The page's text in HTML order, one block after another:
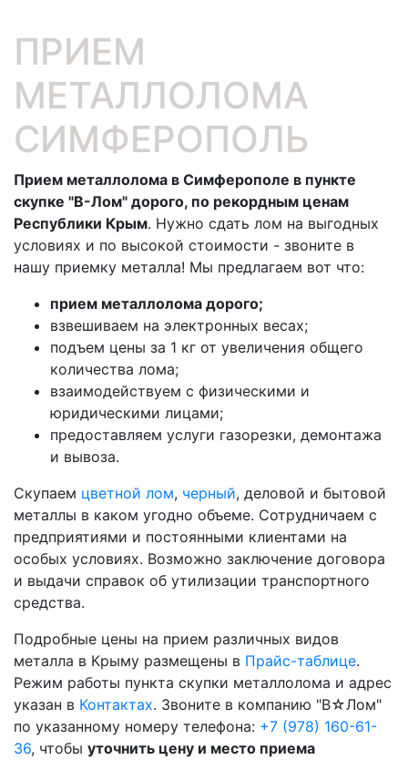
ПРИЕМ
МЕТАЛЛОЛОМА
СИМФЕРОПОЛЬ
Прием металлолома в Симферополе в пункте
скупке "В-Лом" дорого, по рекордным ценам
Республики Крым. Нужно сдать лом на выгодных
условиях и по высокой стоимости - звоните в
нашу приемку металла! Мы предлагаем вот что:
прием металлолома дорого;
взвешиваем на электронных весах;
подъем цены за 1 кг от увеличения общего
количества лома;
взаимодействуем с физическими и
юридическими лицами;
предоставляем услуги газорезки, демонтажа
и вывоза.
Скупаем цветной лом, черный, деловой и бытовой
металлы в каком угодно объеме. Сотрудничаем с
предприятиями и постоянными клиентами на
особых условиях. Возможно заключение договора
и выдачи справок об утилизации транспортного
средства.
Подробные цены на прием различных видов
металла в Крыму размещены в Прайс-таблице.
Режим работы пункта скупки металлолома и адрес
указан в Контактах. Звоните в компанию "В☆Лом"
по указанному номеру телефона: +7 (978) 160-61-
36, чтобы уточнить цену и место приема